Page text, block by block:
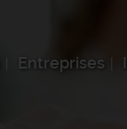
Entreprises